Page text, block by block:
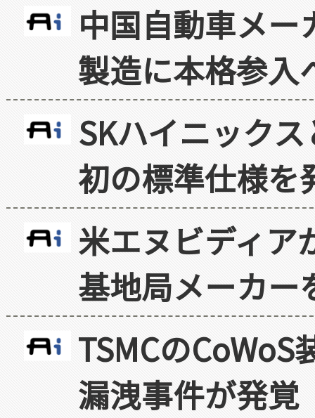
中国自動車メ
製造に本格参入
SKハイニック
初の標準仕様を
米エヌビディア
基地局メーカー
TSMCの
漏洩事件が発覚